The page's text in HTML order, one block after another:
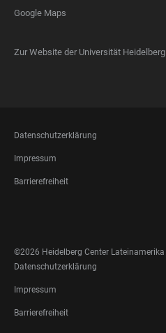
Google Maps
Zur Website der Universität Heidelberg
FOOTER
LEGAL
Datenschutzerklärung
Impressum
Barrierefreiheit
MEDIA
©2026 Heidelberg Center Lateinamerika
FOOTER
LEGAL
Datenschutzerklärung
Impressum
Barrierefreiheit